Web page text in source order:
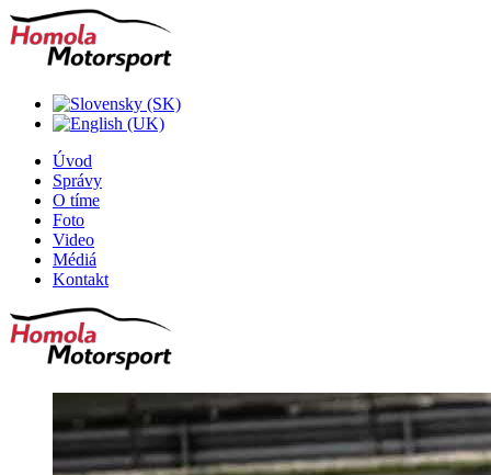
Úvod
Správy
O tíme
Foto
Video
Médiá
Kontakt